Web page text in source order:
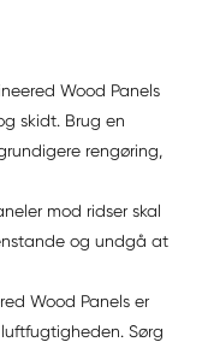
Wood Panels
skidt. Brug en
rengøring,
mod ridser skal
og undgå at
Wood Panels er
Sørg